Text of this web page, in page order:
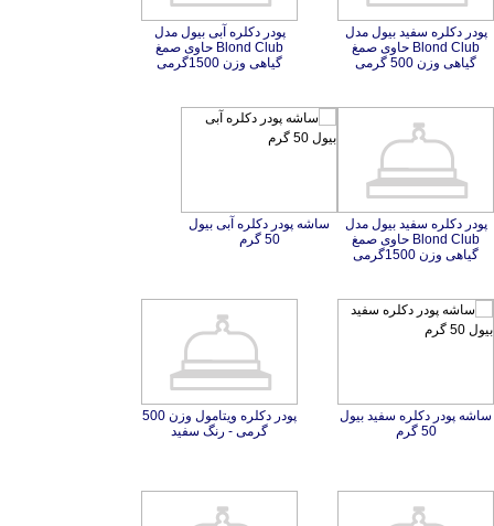
پودر دکلره سفید بیول مدل
Blond Club حاوی صمغ
گیاهی وزن 500 گرمی
پودر دکلره آبی بیول مدل
Blond Club حاوی صمغ
گیاهی وزن 1500گرمی
پودر دکلره سفید بیول مدل
Blond Club حاوی صمغ
گیاهی وزن 1500گرمی
ساشه پودر دکلره آبی بیول
50 گرم
ساشه پودر دکلره سفید بیول
50 گرم
پودر دکلره ویتامول وزن 500
گرمی - رنگ سفید